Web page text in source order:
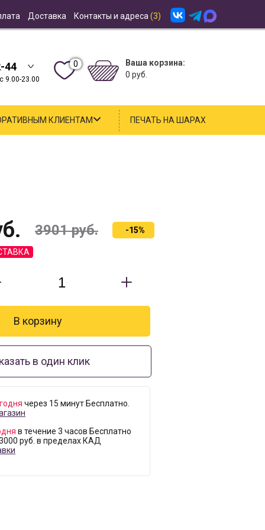
Доставка Контакты и адреса (3)
44
9.00-23.00
0
Ваша корзина:
0 руб.
КЛИЕНТАМ ПЕЧАТЬ НА ШАРАХ
3901руб. -15%
в один клик
через 15 минут Бесплатно.
в течение 3 часов Бесплатно
руб. в пределах КАД